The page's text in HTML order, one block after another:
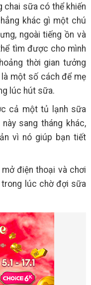
chai sữa có thể khiến
khác gì một chú
ngoài tiếng ồn và
tìm được cho mình
thời gian tưởng
một số cách để mẹ
lúc hút sữa.
cả một tủ lạnh sữa
sang tháng khác,
vì nó giúp bạn tiết
điện thoại và chơi
lúc chờ đợi sữa